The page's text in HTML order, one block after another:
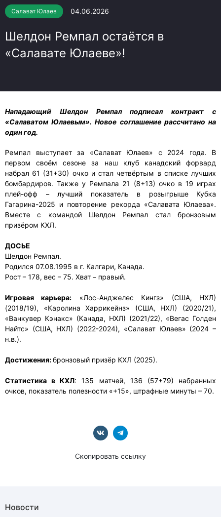
Салават Юлаев 04.06.2026
Шелдон Ремпал остаётся в
«Салавате Юлаеве»!
Нападающий Шелдон Ремпал подписал контракт с
«Салаватом Юлаевым». Новое соглашение рассчитано на
один год.
Ремпал выступает за «Салават Юлаев» с 2024 года. В
первом своём сезоне за наш клуб канадский форвард
набрал 61 (31+30) очко и стал четвёртым в списке лучших
бомбардиров. Также у Ремпала 21 (8+13) очко в 19 играх
плей-офф – лучший показатель в розыгрыше Кубка
Гагарина-2025 и повторение рекорда «Салавата Юлаева».
Вместе с командой Шелдон Ремпал стал бронзовым
призёром КХЛ.
ДОСЬЕ
Шелдон Ремпал.
Родился 07.08.1995 в г. Калгари, Канада.
Рост – 178, вес – 75. Хват – правый.
Игровая карьера: «Лос-Анджелес Кингз» (США, НХЛ)
(2018/19), «Каролина Харрикейнз» (США, НХЛ) (2020/21),
«Ванкувер Кэнакс» (Канада, НХЛ) (2021/22), «Вегас Голден
Найтс» (США, НХЛ) (2022-2024), «Салават Юлаев» (2024 –
н.в.).
Достижения:бронзовый призёр КХЛ (2025).
Статистика в КХЛ: 135 матчей, 136 (57+79) набранных
очков, показатель полезности «+15», штрафные минуты – 70.
Скопировать ссылку
Новости